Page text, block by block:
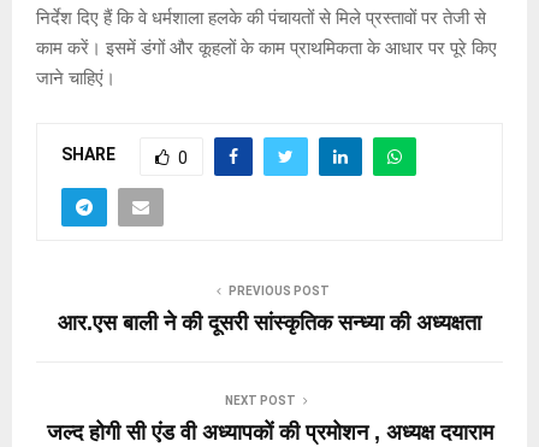
निर्देश दिए हैं कि वे धर्मशाला हलके की पंचायतों से मिले प्रस्तावों पर तेजी से
काम करें। इसमें डंगों और कूहलों के काम प्राथमिकता के आधार पर पूरे किए
जाने चाहिएं।
SHARE 0
PREVIOUS POST
आर.एस बाली ने की दूसरी सांस्कृतिक सन्ध्या की अध्यक्षता
NEXT POST
जल्द होगी सी एंड वी अध्यापकों की प्रमोशन , अध्यक्ष दयाराम